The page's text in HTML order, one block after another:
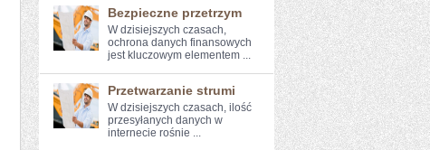
Bezpieczne przetrzym
W ⁣dzisiejszych czasach,
ochrona ‍danych finansowych‌
jest kluczowym elementem ...
Przetwarzanie strumi
W ​dzisiejszych czasach,⁣ ilość
przesyłanych danych w
internecie rośnie ...